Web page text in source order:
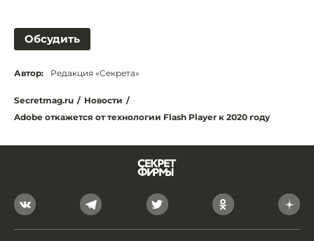
Обсудить
Автор: Редакция «Секрета»
Secretmag.ru / Новости /
Adobe откажется от технологии Flash Player к 2020 году